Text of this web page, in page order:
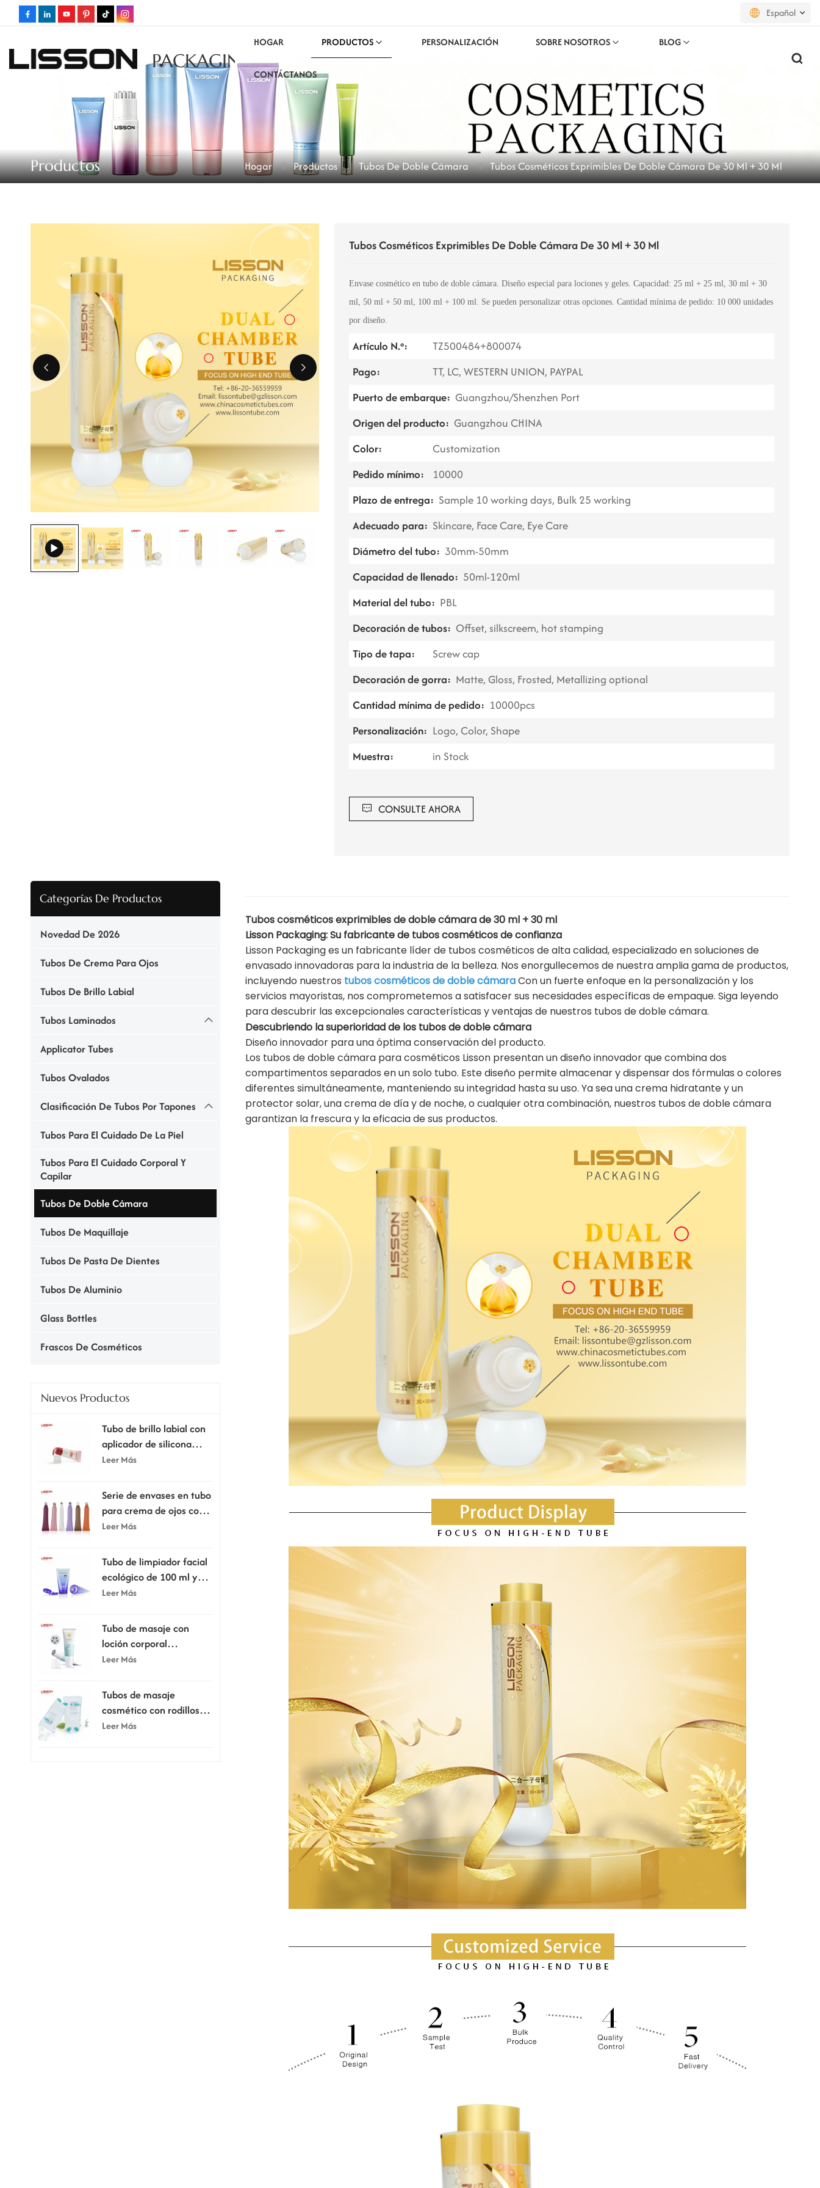
Español
русский
español
português
ไทย
PACKAGING
HOGAR PRODUCTOS PERSONALIZACIÓN SOBRE NOSOTROS BLOG
CONTÁCTANOS
Productos Hogar Productos Tubos De Doble Cámara Tubos Cosméticos Exprimibles De Doble Cámara De 30 Ml + 30 Ml
Tubos Cosméticos Exprimibles De Doble Cámara De 30 Ml + 30 Ml
Envase cosmético en tubo de doble cámara. Diseño especial para lociones y geles. Capacidad: 25 ml + 25 ml, 30 ml + 30
ml, 50 ml + 50 ml, 100 ml + 100 ml. Se pueden personalizar otras opciones. Cantidad mínima de pedido: 10 000 unidades
por diseño.
Artículo N.º:
TZ500484+800074
Pago:
TT, LC, WESTERN UNION, PAYPAL
Puerto de embarque: Guangzhou/Shenzhen Port
Origen del producto: Guangzhou CHINA
Color:
Customization
Pedido mínimo:
10000
Plazo de entrega: Sample 10 working days, Bulk 25 working
Adecuado para: Skincare, Face Care, Eye Care
Diámetro del tubo: 30mm-50mm
Capacidad de llenado: 50ml-120ml
Material del tubo: PBL
Decoración de tubos: Offset, silkscreem, hot stamping
Tipo de tapa:
Screw cap
Decoración de gorra: Matte, Gloss, Frosted, Metallizing optional
Cantidad mínima de pedido: 10000pcs
Personalización: Logo, Color, Shape
Muestra:
in Stock
CONSULTE AHORA
Categorías De Productos
Novedad De 2026
Tubos De Crema Para Ojos
Tubos De Brillo Labial
Tubos Laminados
Applicator Tubes
Tubos Ovalados
Clasificación De Tubos Por Tapones
Tubos Para El Cuidado De La Piel
Tubos Para El Cuidado Corporal Y
Capilar
Tubos De Doble Cámara
Tubos De Maquillaje
Tubos De Pasta De Dientes
Tubos De Aluminio
Glass Bottles
Frascos De Cosméticos
Nuevos Productos
Tubo de brillo labial con
aplicador de silicona
supersuave.
Leer Más
Serie de envases en tubo
para crema de ojos con
cabezal aplicador
Leer Más
Tubo de limpiador facial
ecológico de 100 ml y
120 ml con tapa
Leer Más
Tubo de masaje con
loción corporal
raspadora de 80 ml y
Leer Más
Tubos de masaje
cosmético con rodillos
dobles de silicona de 150
Leer Más
Tubos cosméticos exprimibles de doble cámara de 30 ml + 30 ml
Lisson Packaging: Su fabricante de tubos cosméticos de confianza
Lisson Packaging es un fabricante líder de tubos cosméticos de alta calidad, especializado en soluciones de
envasado innovadoras para la industria de la belleza. Nos enorgullecemos de nuestra amplia gama de productos,
incluyendo nuestros tubos cosméticos de doble cámaraCon un fuerte enfoque en la personalización y los
servicios mayoristas, nos comprometemos a satisfacer sus necesidades específicas de empaque. Siga leyendo
para descubrir las excepcionales características y ventajas de nuestros tubos de doble cámara.
Descubriendo la superioridad de los tubos de doble cámara
Diseño innovador para una óptima conservación del producto.
Los tubos de doble cámara para cosméticos Lisson presentan un diseño innovador que combina dos
compartimentos separados en un solo tubo. Este diseño permite almacenar y dispensar dos fórmulas o colores
diferentes simultáneamente, manteniendo su integridad hasta su uso. Ya sea una crema hidratante y un
protector solar, una crema de día y de noche, o cualquier otra combinación, nuestros tubos de doble cámara
garantizan la frescura y la eficacia de sus productos.